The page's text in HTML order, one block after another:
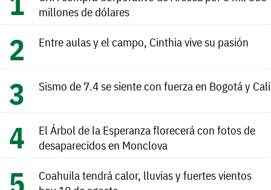
millones de dólares
Entre aulas y el campo, Cinthia vive su pasión
Sismo de 7.4 se siente con fuerza en Bogotá y Cali
El Árbol de la Esperanza florecerá con fotos de
desaparecidos en Monclova
Coahuila tendrá calor, lluvias y fuertes vientos